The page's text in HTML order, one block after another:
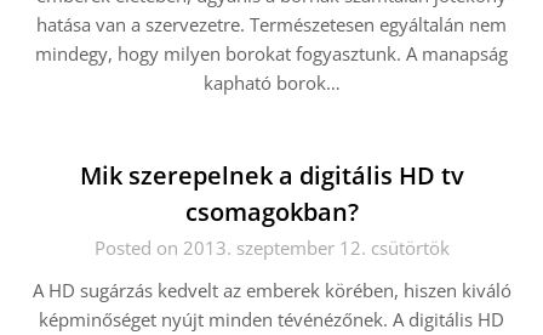
hatása van a szervezetre. Természetesen egyáltalán nem
mindegy, hogy milyen borokat fogyasztunk. A manapság
kapható borok…
Mik szerepelnek a digitális HD tv
csomagokban?
Posted on 2013. szeptember 12. csütörtök
A HD sugárzás kedvelt az emberek körében, hiszen kiváló
képminőséget nyújt minden tévénézőnek. A digitális HD